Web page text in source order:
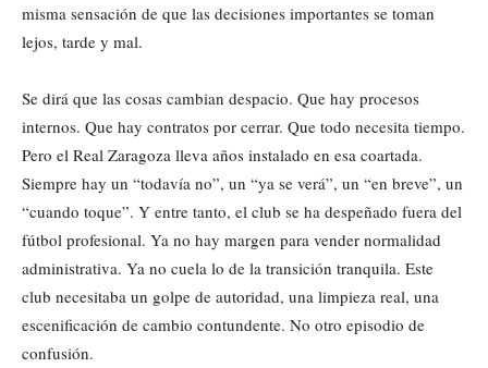
misma sensación de que las decisiones importantes se toman
lejos, tarde y mal.
Se dirá que las cosas cambian despacio. Que hay procesos
internos. Que hay contratos por cerrar. Que todo necesita tiempo.
Pero el Real Zaragoza lleva años instalado en esa coartada.
Siempre hay un “todavía no”, un “ya se verá”, un “en breve”, un
“cuando toque”. Y entre tanto, el club se ha despeñado fuera del
fútbol profesional. Ya no hay margen para vender normalidad
administrativa. Ya no cuela lo de la transición tranquila. Este
club necesitaba un golpe de autoridad, una limpieza real, una
escenificación de cambio contundente. No otro episodio de
confusión.